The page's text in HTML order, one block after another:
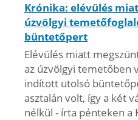
Krónika: elévülés
úzvölgyi
büntetőpert
Elévülés miatt
az úzvölgyi temetőben
indított utolsó
asztalán volt, így a két
nélkül - írta pénteken a